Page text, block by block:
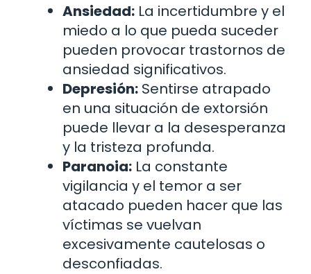
Ansiedad: La incertidumbre y el
miedo a lo que pueda suceder
pueden provocar trastornos de
ansiedad significativos.
Depresión: Sentirse atrapado
en una situación de extorsión
puede llevar a la desesperanza
y la tristeza profunda.
Paranoia: La constante
vigilancia y el temor a ser
atacado pueden hacer que las
víctimas se vuelvan
excesivamente cautelosas o
desconfiadas.